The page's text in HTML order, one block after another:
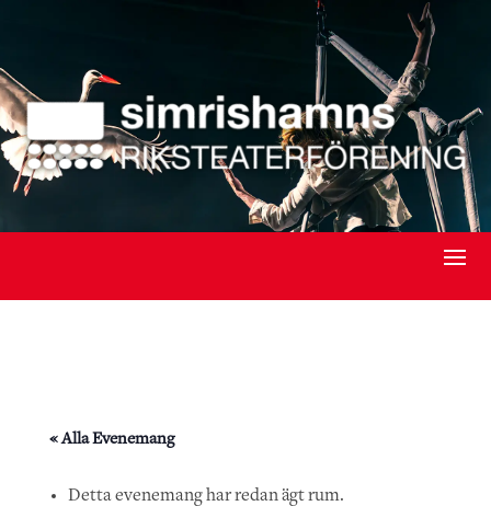
« Alla Evenemang
Detta evenemang har redan ägt rum.